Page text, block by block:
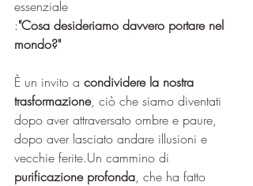
essenziale
:"Cosa desideriamo davvero portare nel
mondo?"
È un invito a condividere la nostra
trasformazione, ciò che siamo diventati
dopo aver attraversato ombre e paure,
dopo aver lasciato andare illusioni e
vecchie ferite.Un cammino di
purificazione profonda, che ha fatto